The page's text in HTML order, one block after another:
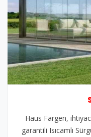
Haus Fargen,
garantili Isıcamlı